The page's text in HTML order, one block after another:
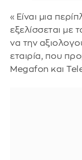
«Είναι μια
εξελίσσεται με
να την
εταιρία, που
Megafon και